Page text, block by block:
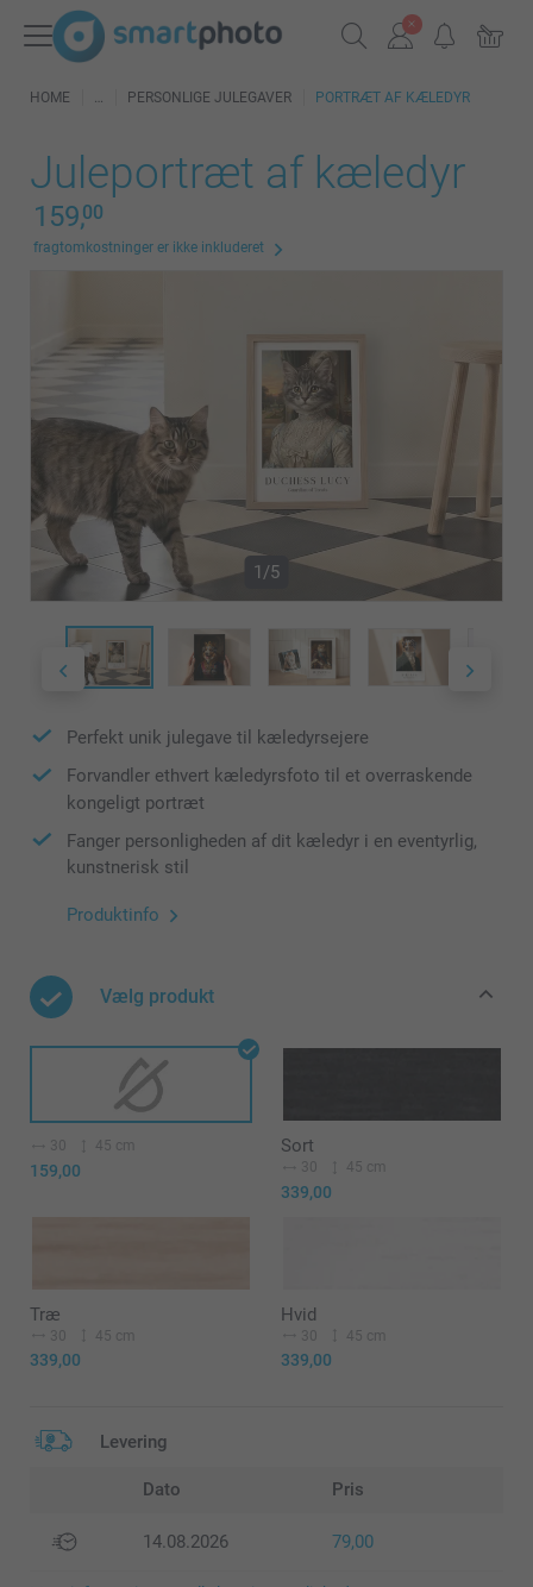
HOME PERSONLIGE JULEGAVER PORTRÆT AF KÆLEDYR
Juleportræt af kæledyr
159,00
fragtomkostninger er ikke inkluderet
1/5
Perfekt unik julegave til kæledyrsejere
Forvandler ethvert kæledyrsfoto til et overraskende
kongeligt portræt
Fanger personligheden af dit kæledyr i en eventyrlig,
kunstnerisk stil
Produktinfo
Vælg produkt
30 45 cm
159,00
Sort
30 45 cm
339,00
Træ
30 45 cm
339,00
Hvid
30 45 cm
339,00
Levering
Dato Pris
14.08.2026 79,00